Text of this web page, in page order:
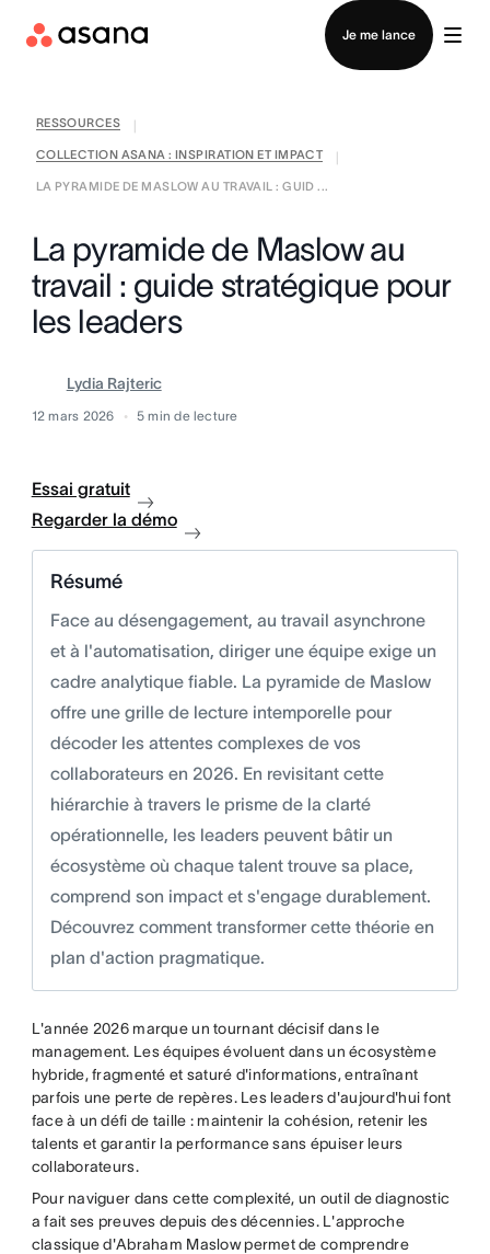
Je me lance
Contacter le service commercial
RESSOURCES
COLLECTION ASANA : INSPIRATION ET IMPACT
LA PYRAMIDE DE MASLOW AU TRAVAIL : GUID ...
La pyramide de Maslow au
travail : guide stratégique pour
les leaders
Lydia Rajteric
12 mars 2026 5 min de lecture
Essai gratuit
Regarder la démo
Résumé
Face au désengagement, au travail asynchrone
et à l'automatisation, diriger une équipe exige un
cadre analytique fiable. La pyramide de Maslow
offre une grille de lecture intemporelle pour
décoder les attentes complexes de vos
collaborateurs en 2026. En revisitant cette
hiérarchie à travers le prisme de la clarté
opérationnelle, les leaders peuvent bâtir un
écosystème où chaque talent trouve sa place,
comprend son impact et s'engage durablement.
Découvrez comment transformer cette théorie en
plan d'action pragmatique.
L'année 2026 marque un tournant décisif dans le
management. Les équipes évoluent dans un écosystème
hybride, fragmenté et saturé d'informations, entraînant
parfois une perte de repères. Les leaders d'aujourd'hui font
face à un défi de taille : maintenir la cohésion, retenir les
talents et garantir la performance sans épuiser leurs
collaborateurs.
Pour naviguer dans cette complexité, un outil de diagnostic
a fait ses preuves depuis des décennies. L'approche
classique d'Abraham Maslow permet de comprendre